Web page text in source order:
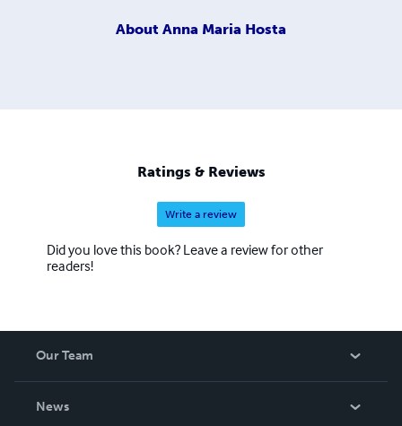
About Anna Maria Hosta
Ratings & Reviews
Write a review
Did you love this book? Leave a review for other
readers!
Our Team
News